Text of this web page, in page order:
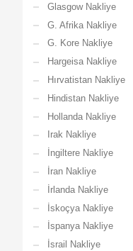
Glasgow Nakliye
G. Afrika Nakliye
G. Kore Nakliye
Hargeisa Nakliye
Hırvatistan Nakliye
Hindistan Nakliye
Hollanda Nakliye
Irak Nakliye
İngiltere Nakliye
İran Nakliye
İrlanda Nakliye
İskoçya Nakliye
İspanya Nakliye
İsrail Nakliye